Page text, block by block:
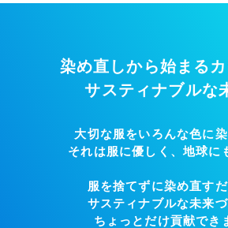
染め直しから始まる
サスティナブルな
大切な服をいろんな色に染
それは服に優しく、地球に
服を捨てずに染め直すだ
サスティナブルな未来
ちょっとだけ貢献でき